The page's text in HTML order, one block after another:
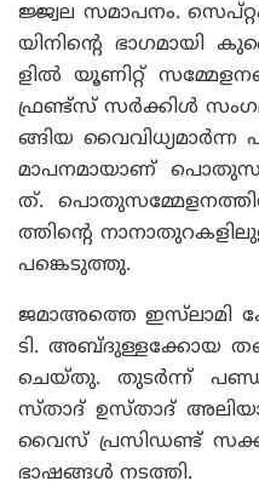
ജ്ജ്വല സമാപനം.
യിനിന്റെ ഭാഗമായി
ളിൽ യൂണിറ്റ്
ഫ്രണ്ട്സ് സർക്കിൾ
ങ്ങിയ വൈവിധ്യമാർന്ന
മാപനമായാണ്
ത്.
ത്തിന്റെ
പങ്കെടുത്തു.
ജമാഅത്തെ ഇസ്‌ലാമി
ടി. അബ്ദുള്ളക്കോയ
ചെയ്‌തു. തുടർന്ന്
സ്‌താദ്‌ ഉസ്‌താദ്‌
വൈസ് പ്രസിഡണ്ട്
ഭാഷങ്ങൾ നടത്തി.